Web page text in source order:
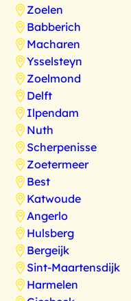
Zoelen
Babberich
Macharen
Ysselsteyn
Zoelmond
Delft
Ilpendam
Nuth
Scherpenisse
Zoetermeer
Best
Katwoude
Angerlo
Hulsberg
Bergeijk
Sint-Maartensdijk
Harmelen